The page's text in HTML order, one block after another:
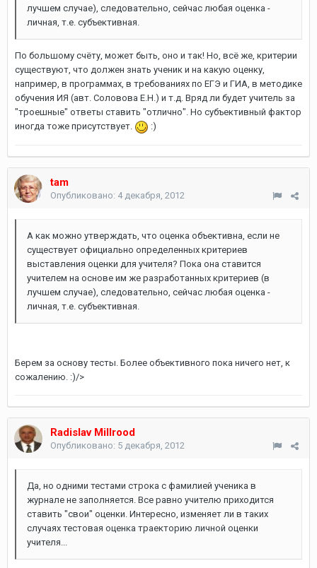
лучшем случае), следовательно, сейчас любая оценка -
личная, т.е. субъективная.
По большому счёту, может быть, оно и так! Но, всё же, критерии
существуют, что должен знать ученик и на какую оценку,
например, в программах, в требованиях по ЕГЭ и ГИА, в методике
обучения ИЯ (авт. Соловова Е.Н.) и т.д. Вряд ли будет учитель за
"троешные" ответы ставить "отлично". Но субъективный фактор
иногда тоже присутствует.
:)
tam
Опубликовано: 4 декабря, 2012
А как можно утверждать, что оценка объективна, если не
существует официально определенных критериев
выставления оценки для учителя? Пока она ставится
учителем на основе им же разработанных критериев (в
лучшем случае), следовательно, сейчас любая оценка -
личная, т.е. субъективная.
Берем за основу тесты. Более объективного пока ничего нет, к
сожалению. :)/>
Radislav Millrood
Опубликовано: 5 декабря, 2012
Да, но одними тестами строка с фамилией ученика в
журнале не заполняется. Все равно учителю приходится
ставить "свои" оценки. Интересно, изменяет ли в таких
случаях тестовая оценка траекторию личной оценки
учителя...